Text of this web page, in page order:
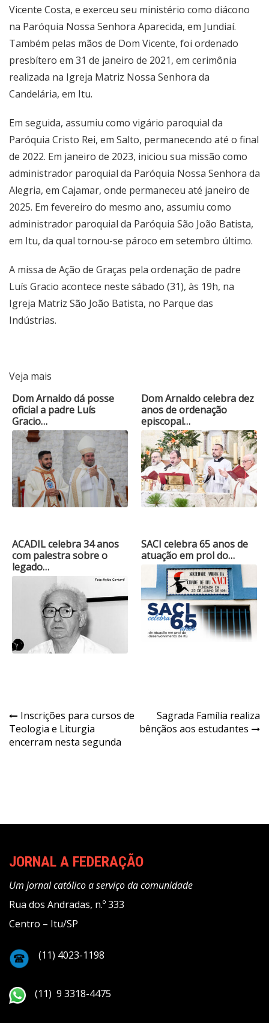
Vicente Costa, e exerceu seu ministério como diácono
na Paróquia Nossa Senhora Aparecida, em Jundiaí.
Também pelas mãos de Dom Vicente, foi ordenado
presbítero em 31 de janeiro de 2021, em cerimônia
realizada na Igreja Matriz Nossa Senhora da
Candelária, em Itu.
Em seguida, assumiu como vigário paroquial da
Paróquia Cristo Rei, em Salto, permanecendo até o final
de 2022. Em janeiro de 2023, iniciou sua missão como
administrador paroquial da Paróquia Nossa Senhora da
Alegria, em Cajamar, onde permaneceu até janeiro de
2025. Em fevereiro do mesmo ano, assumiu como
administrador paroquial da Paróquia São João Batista,
em Itu, da qual tornou-se pároco em setembro último.
A missa de Ação de Graças pela ordenação de padre
Luís Gracio acontece neste sábado (31), às 19h, na
Igreja Matriz São João Batista, no Parque das
Indústrias.
Veja mais
Dom Arnaldo dá posse
oficial a padre Luís
Gracio…
Dom Arnaldo celebra dez
anos de ordenação
episcopal…
ACADIL celebra 34 anos
com palestra sobre o
legado…
SACI celebra 65 anos de
atuação em prol do…
Navegação
de
Inscrições para cursos de
Teologia e Liturgia
encerram nesta segunda
Sagrada Família realiza
bênçãos aos estudantes
JORNAL A FEDERAÇÃO
Um jornal católico a serviço da comunidade
Rua dos Andradas, n.º 333
Centro – Itu/SP
(11) 4023-1198
(11) 9 3318-4475